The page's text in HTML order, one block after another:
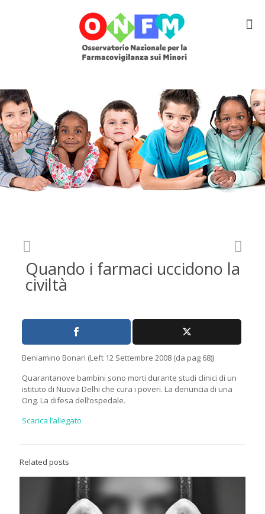
Quando i farmaci uccidono la
civiltà
Beniamino Bonari (Left 12 Settembre 2008 (da pag 68))
Quarantanove bambini sono morti durante studi clinici di un
istituto di Nuova Delhi che cura i poveri. La denuncia di una
Ong. La difesa dell’ospedale.
Scarica l’allegato
Related posts